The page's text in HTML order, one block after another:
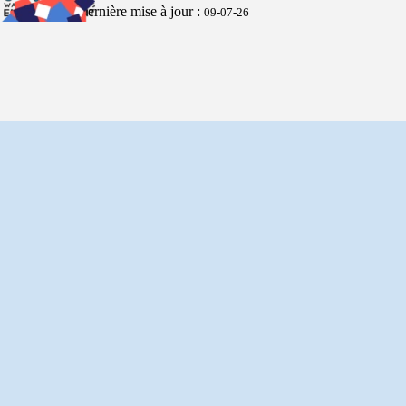
entre camarades !
Dernière mise à jour : 09-07-26